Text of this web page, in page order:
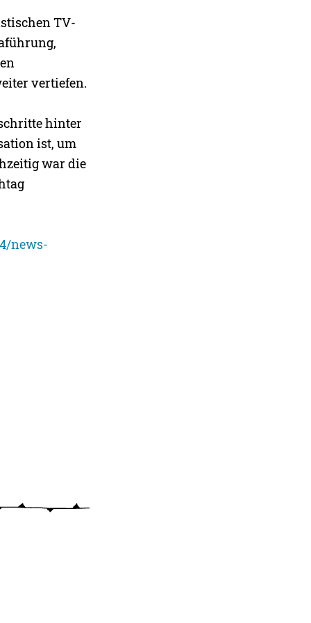
TV-
vertiefen.
hinter
ist, um
war die
news-